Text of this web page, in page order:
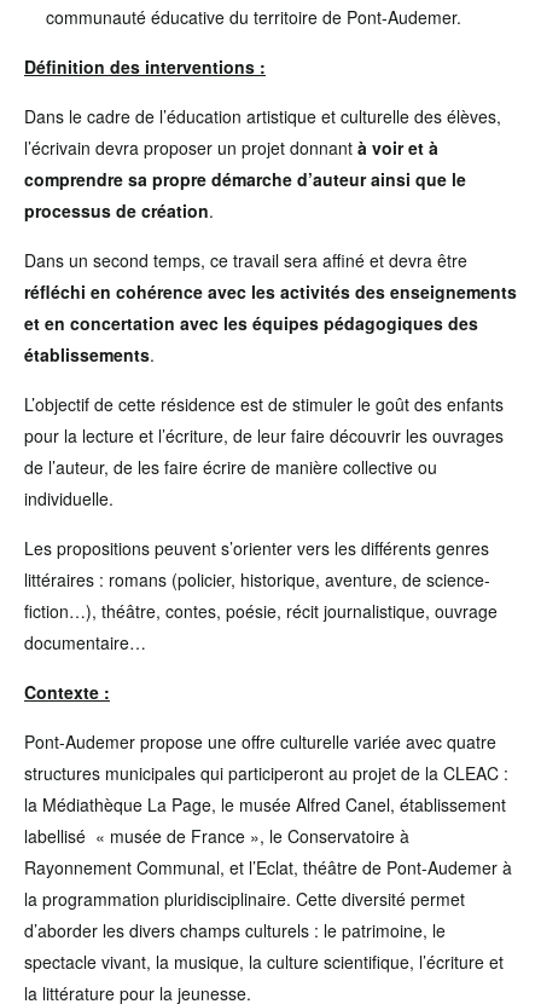
communauté éducative du territoire de Pont-Audemer.
Définition des interventions :
Dans le cadre de l’éducation artistique et culturelle des élèves,
l’écrivain devra proposer un projet donnant à voir et à
comprendre sa propre démarche d’auteur ainsi que le
processus de création.
Dans un second temps, ce travail sera affiné et devra être
réfléchi en cohérence avec les activités des enseignements
et en concertation avec les équipes pédagogiques des
établissements.
L’objectif de cette résidence est de stimuler le goût des enfants
pour la lecture et l’écriture, de leur faire découvrir les ouvrages
de l’auteur, de les faire écrire de manière collective ou
individuelle.
Les propositions peuvent s’orienter vers les différents genres
littéraires : romans (policier, historique, aventure, de science-
fiction…), théâtre, contes, poésie, récit journalistique, ouvrage
documentaire…
Contexte :
Pont-Audemer propose une offre culturelle variée avec quatre
structures municipales qui participeront au projet de la CLEAC :
la Médiathèque La Page, le musée Alfred Canel, établissement
labellisé « musée de France », le Conservatoire à
Rayonnement Communal, et l’Eclat, théâtre de Pont-Audemer à
la programmation pluridisciplinaire. Cette diversité permet
d’aborder les divers champs culturels : le patrimoine, le
spectacle vivant, la musique, la culture scientifique, l’écriture et
la littérature pour la jeunesse.